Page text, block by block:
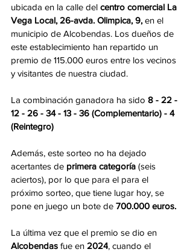
ubicada en la calle del centro comercial La
Vega Local, 26-avda. Olimpica, 9, en el
municipio de Alcobendas. Los dueños de
este establecimiento han repartido un
premio de 115.000 euros entre los vecinos
y visitantes de nuestra ciudad.
La combinación ganadora ha sido 8 - 22 -
12 - 26 - 34 - 13 - 36 (Complementario) - 4
(Reintegro)
Además, este sorteo no ha dejado
acertantes de primera categoría (seis
aciertos), por lo que para el para el
próximo sorteo, que tiene lugar hoy, se
pone en juego un bote de 700.000 euros.
La última vez que el premio se dio en
Alcobendas fue en 2024, cuando el